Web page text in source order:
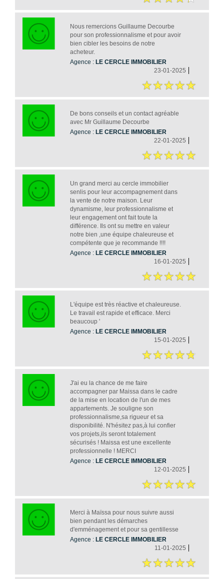
Nous remercions Guillaume Decourbe
pour son professionnalisme et pour avoir
bien cibler les besoins de notre
acheteur.
Agence : LE CERCLE IMMOBILIER
23-01-2025
De bons conseils et un contact agréable
avec Mr Guillaume Decourbe
Agence : LE CERCLE IMMOBILIER
22-01-2025
Un grand merci au cercle immobilier
senlis pour leur accompagnement dans
la vente de notre maison. Leur
dynamisme, leur professionnalisme et
leur engagement ont fait toute la
différence. Ils ont su mettre en valeur
notre bien ,une équipe chaleureuse et
compétente que je recommande !!!!
Agence : LE CERCLE IMMOBILIER
16-01-2025
L'équipe est très réactive et chaleureuse.
Le travail est rapide et efficace. Merci
beaucoup '
Agence : LE CERCLE IMMOBILIER
15-01-2025
J'ai eu la chance de me faire
accompagner par Maissa dans le cadre
de la mise en location de l'un de mes
appartements. Je souligne son
professionnalisme,sa rigueur et sa
disponibilité. N'hésitez pas,à lui confier
vos projets,ils seront totalement
sécurisés ! Maissa est une excellente
professionnelle ! MERCI
Agence : LE CERCLE IMMOBILIER
12-01-2025
Merci à Maïssa pour nous suivre aussi
bien pendant les démarches
d'emménagement et pour sa gentillesse
Agence : LE CERCLE IMMOBILIER
11-01-2025